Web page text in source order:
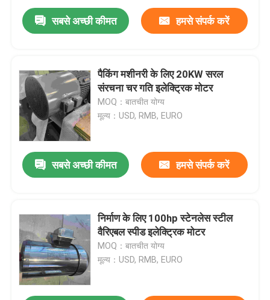
हमारे बारे में
संपर्क
उत्पाद
उच्च दक्षता वाली इलेक्ट्रिक मोटर
सिंगल फेज इलेक्ट्रिक मोटर्स
सबसे अच्छी कीमत हमसे संपर्क करें
पैकिंग मशीनरी के लिए 20KW सरल
संरचना चर गति इलेक्ट्रिक मोटर
MOQ：बातचीत योग्य
मूल्य：USD, RMB, EURO
सबसे अच्छी कीमत हमसे संपर्क करें
निर्माण के लिए 100hp स्टेनलेस स्टील
वैरिएबल स्पीड इलेक्ट्रिक मोटर
MOQ：बातचीत योग्य
मूल्य：USD, RMB, EURO